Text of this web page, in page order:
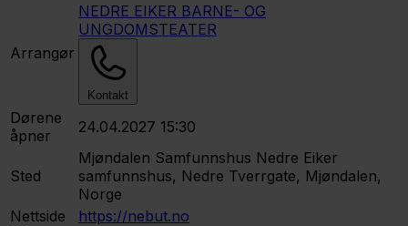
Arrangør
NEDRE EIKER BARNE- OG
UNGDOMSTEATER
Kontakt
Dørene
åpner
24.04.2027 15:30
Sted
Mjøndalen Samfunnshus Nedre Eiker
samfunnshus, Nedre Tverrgate, Mjøndalen,
Norge
Nettside
https://nebut.no